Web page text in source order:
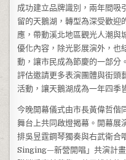
成功建立品牌識別，兩年間吸
留的天鵝湖，轉型為深受歡迎
應，帶動溪北地區觀光人潮與
優化內容，除光影展演外，也
動，讓市民成為節慶的一部分
評估邀請更多表演團體與街頭
活動，讓天鵝湖成為一年四季
今晚開幕儀式由市長黃偉哲偕
舞台上共同啟燈揭幕。開幕展
排吳昱霆鋼琴獨奏與右武衛
Singing—新營開唱」共演計